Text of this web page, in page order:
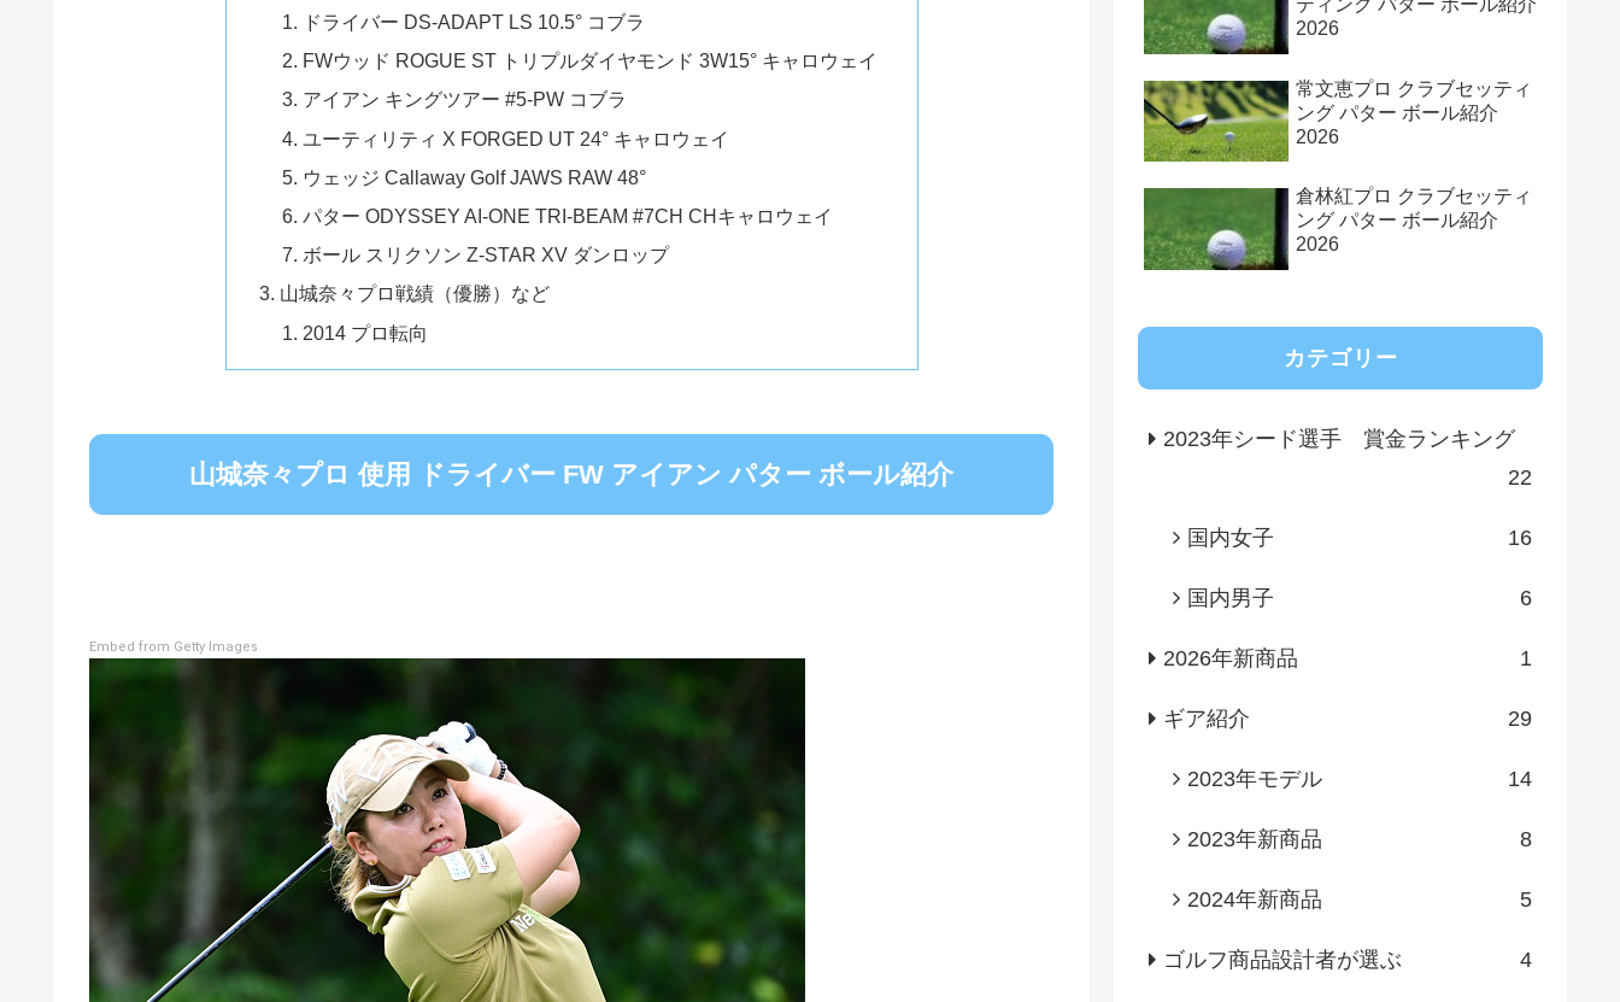
ドライバー DS-ADAPT LS 10.5° コブラ
FWウッド ROGUE ST トリプルダイヤモンド 3W15° キャロウェイ
アイアン キングツアー #5-PW コブラ
ユーティリティ X FORGED UT 24° キャロウェイ
ウェッジ Callaway Golf JAWS RAW 48°
パター ODYSSEY AI-ONE TRI-BEAM #7CH CHキャロウェイ
ボール スリクソン Z-STAR XV ダンロップ
山城奈々プロ戦績（優勝）など
2014 プロ転向
山城奈々プロ 使用 ドライバー FW アイアン パター ボール紹介
Embed from Getty Images
2026
常文恵プロ クラブセッティ
ング パター ボール紹介
2026
倉林紅プロ クラブセッティ
ング パター ボール紹介
2026
カテゴリー
2023年シード選手 賞金ランキング
22
国内女子 16
国内男子 6
2026年新商品 1
ギア紹介 29
2023年モデル 14
2023年新商品 8
2024年新商品 5
ゴルフ商品設計者が選ぶ 4